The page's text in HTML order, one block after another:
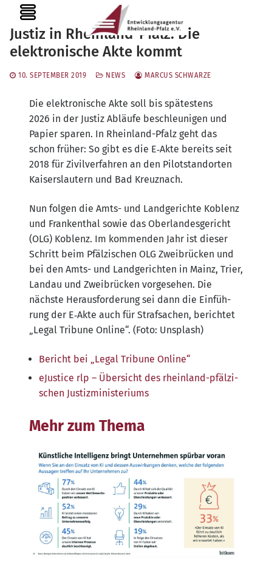
Inhalt
springen
Justiz in Rheinland-Pfalz: Die
elektronische Akte kommt
10. SEPTEMBER 2019 NEWS MARCUS SCHWARZE
Die elek­tro­ni­sche Akte soll bis spä­tes­tens
2026 in der Jus­tiz Abläu­fe beschleu­ni­gen und
Papier spa­ren. In Rhein­land-Pfalz geht das
schon frü­her: So gibt es die E‑Akte bereits seit
2018 für Zivil­ver­fah­ren an den Pilot­stand­or­ten
Kai­sers­lau­tern und Bad Kreuznach.
Nun fol­gen die Amts- und Land­ge­rich­te Koblenz
und Fran­ken­thal sowie das Ober­lan­des­ge­richt
(OLG) Koblenz. Im kom­men­den Jahr ist die­ser
Schritt beim Pfäl­zi­schen OLG Zwei­brü­cken und
bei den Amts- und Land­ge­rich­ten in Mainz, Trier,
Land­au und Zwei­brü­cken vor­ge­se­hen. Die
nächs­te Her­aus­for­de­rung sei dann die Ein­füh­
rung der E‑Akte auch für Straf­sa­chen, berich­tet
„Legal Tri­bu­ne Online“. (Foto: Unsplash)
Bericht bei „Legal Tri­bu­ne Online“
eJu­s­ti­ce rlp – Über­sicht des rhein­land-pfäl­zi­
schen Justizministeriums
Mehr zum Thema